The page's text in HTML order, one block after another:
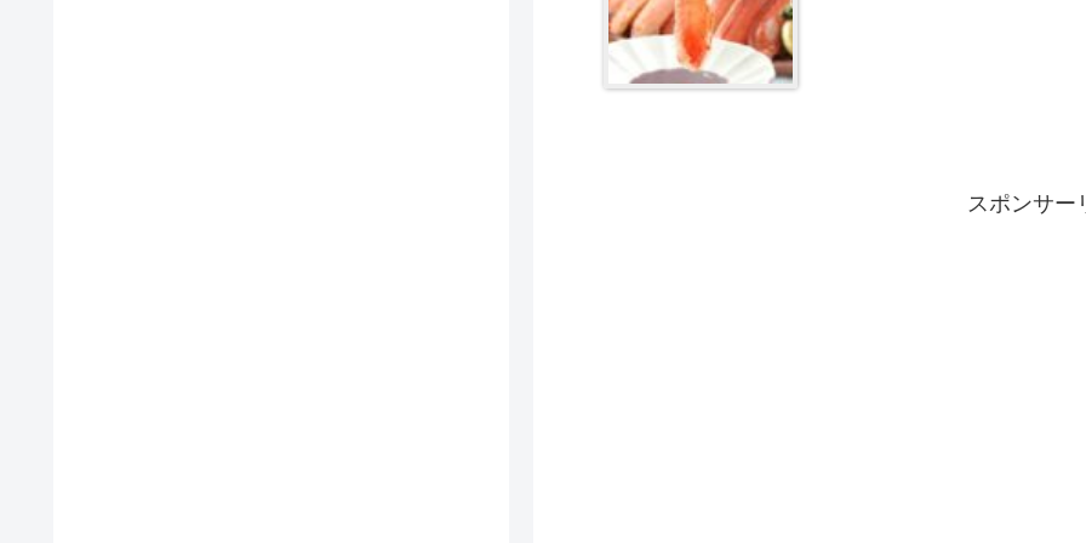
スポンサー